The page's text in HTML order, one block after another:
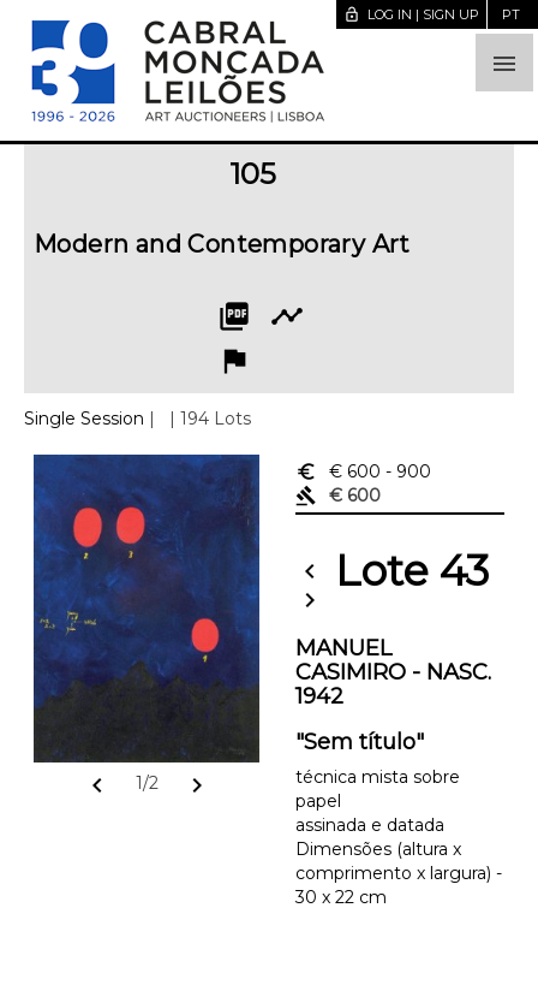

lock_open LOG IN | SIGN UP PT
105
Modern and Contemporary Art
picture_as_pdf
timeline
flag
Single Session | | 194 Lots
chevron_left 1/2 chevron_right
euro_symbol € 600 - 900
gavel
€ 600
chevron_left Lote 43
chevron_right
MANUEL
CASIMIRO - NASC.
1942
"Sem título"
técnica mista sobre
papel
assinada e datada
Dimensões (altura x
comprimento x largura) -
30 x 22 cm